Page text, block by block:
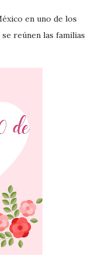
en uno de los
reúnen las familias